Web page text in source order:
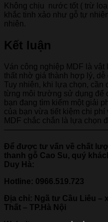
Không chịu nước tốt ( trừ
khắc tinh xảo như gỗ tự
nhiên.
Kết luận
Ván công nghiệp MDF là vật
thất nhờ giá thành hợp lý, dễ
Tuy nhiên, khi lựa chọn, cần
từng môi trường sử dụng để
bạn đang tìm kiếm một giải
của bạn vừa tiết kiệm chi
MDF chắc chắn là lựa chọn
Để được tư vấn về chất
thanh gỗ Cao Su, quý
Duy Hà:
Hotline: 0966.519.723
Địa chỉ: Ngã tư Cầu Liêu –
Thất – TP.Hà Nội